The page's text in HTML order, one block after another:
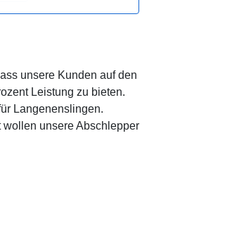
unsere Kunden auf den
Leistung zu bieten.
Langenenslingen.
unsere Abschlepper